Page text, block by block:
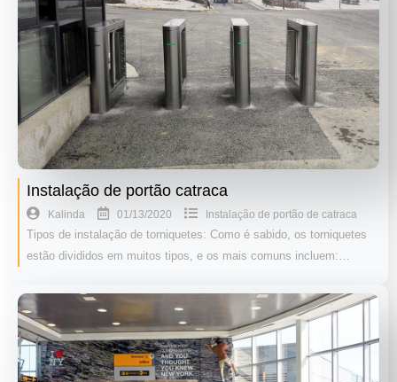
Instalação de portão catraca
Kalinda 01/13/2020 Instalação de portão de catraca
Tipos de instalação de torniquetes: Como é sabido, os torniquetes
estão divididos em muitos tipos, e os mais comuns incluem:…